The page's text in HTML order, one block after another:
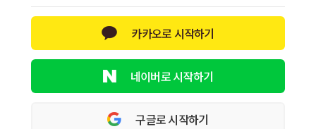
카카오로 시작하기
네이버로 시작하기
구글로 시작하기